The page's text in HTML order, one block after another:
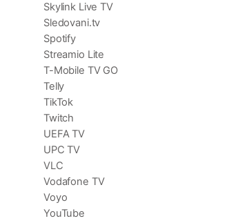
Skylink Live TV
Sledovani.tv
Spotify
Streamio Lite
T-Mobile TV GO
Telly
TikTok
Twitch
UEFA TV
UPC TV
VLC
Vodafone TV
Voyo
YouTube